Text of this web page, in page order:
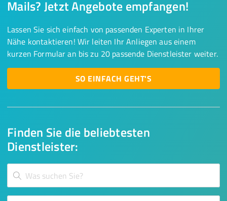
Finden Sie die beliebtesten
Dienstleister:
Mails? Jetzt Angebote empfangen!
Lassen Sie sich einfach von passenden Experten in Ihrer
Nähe kontaktieren! Wir leiten Ihr Anliegen aus einem
kurzen Formular an bis zu 20 passende Dienstleister weiter.
SO EINFACH GEHT'S